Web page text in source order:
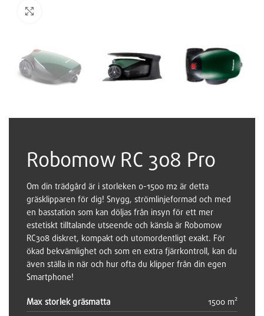
Robomow RC 308 Pro
Om din trädgård är i storleken 0-1500 m2 är detta
gräsklipparen för dig! Snygg, strömlinjeformad och med
en basstation som kan döljas från insyn för ett mer
estetiskt tilltalande utseende och känsla är Robomow
RC308 diskret, kompakt och utomordentligt exakt. För
ökad bekvämlighet och som en extra fjärrkontroll, kan du
även ställa in när och hur ofta du klipper från din egen
Smartphone!
Max storlek gräsmatta 1500 m²